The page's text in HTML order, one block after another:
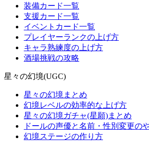
装備カード一覧
支援カード一覧
イベントカード一覧
プレイヤーランクの上げ方
キャラ熟練度の上げ方
酒場挑戦の攻略
星々の幻境(UGC)
星々の幻境まとめ
幻境レベルの効率的な上げ方
星々の幻境ガチャ(星願)まとめ
ドールの声優と名前・性別変更の
幻境ステージの作り方